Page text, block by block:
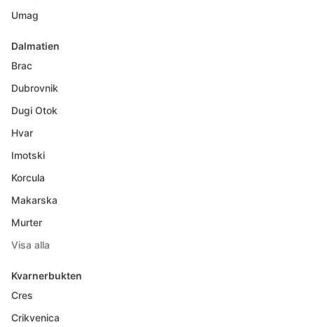
Umag
Dalmatien
Brac
Dubrovnik
Dugi Otok
Hvar
Imotski
Korcula
Makarska
Murter
Visa alla
Kvarnerbukten
Cres
Crikvenica